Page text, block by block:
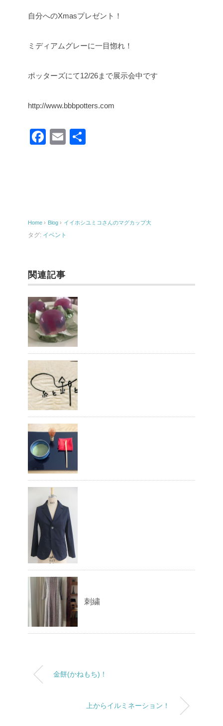
自分へのXmasプレゼント！
ミディアムグレーに一目惚れ！
ポッターズにて12/26まで展示会中です
http://www.bbbpotters.com
F
o
o
E
Home › Blog › イイホシユミコさんのマグカップ大
タグ: イベント
関連記事
刺繍
金餅(かねもち)！
上からイルミネーション！